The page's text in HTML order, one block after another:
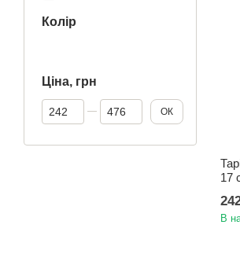
17
В
Колір
Ціна, грн
Від Ціна, грн
До Ціна, грн ОК